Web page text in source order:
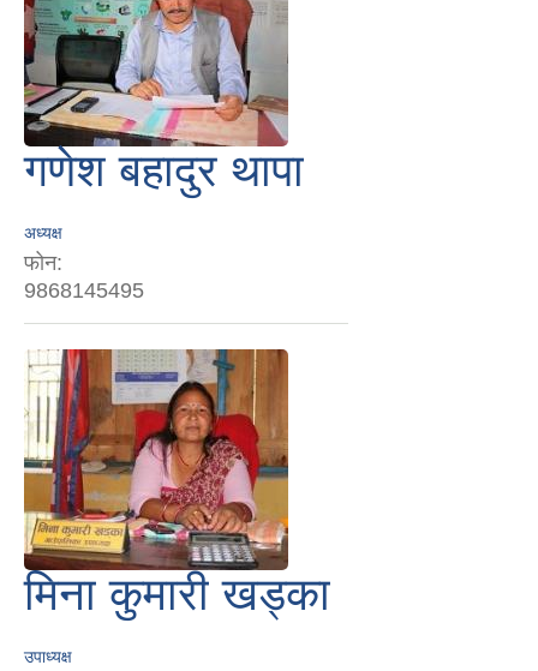
गणेश बहादुर थापा
अध्यक्ष
फोन:
9868145495
मिना कुमारी खड्का
उपाध्यक्ष